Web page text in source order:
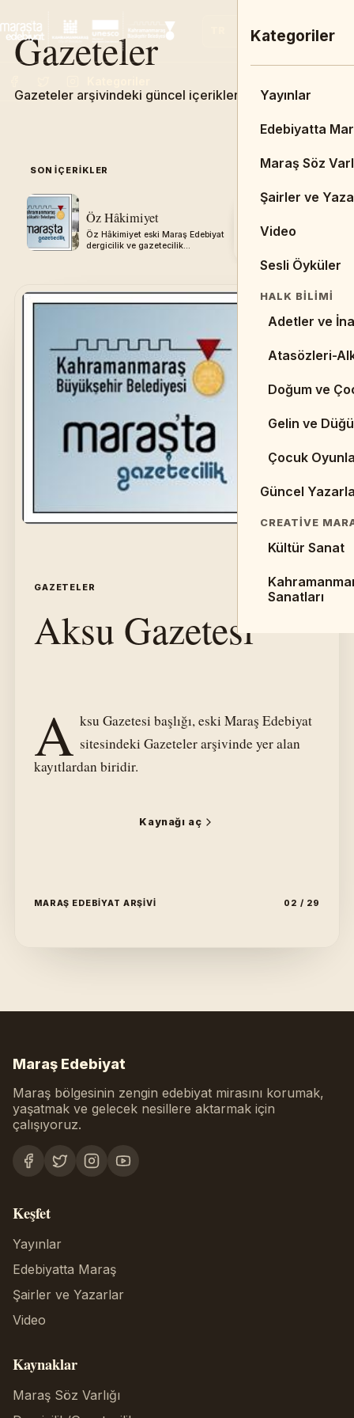
EN FR
Ana Menü
Admin
Ana Sayfa
DUYURULAR &
Kitaplar
Kaynaklar
Makaleler
EDEBIYAT
Cumhuriyet
Halk
Divan
Kategoriler
Yayınlar
Edebiyatta
Maraş Söz
Şairler ve
Video
Sesli Öyküler
HALK BILIMI
Adetler ve
Atasözleri-
Doğum ve
Gelin ve
Çocuk
Güncel
CREATIVE
Kültür Sanat
Sanatları
Gazeteler
Gazeteler arşivindeki güncel içerikleri keşfedin.
SON IÇERIKLER 05
Öz Hâkimiyet
Öz Hâkimiyet eski Maraş Edebiyat
dergicilik ve gazetecilik
SEÇILI
arşivinden
GAZETELER İÇERIK 02
Aksu Gazetesi
A ksu Gazetesi başlığı, eski Maraş Edebiyat
sitesindeki Gazeteler arşivinde yer alan
kayıtlardan biridir.
Kaynağı aç
MARAŞ EDEBIYAT ARŞIVI 02 / 29
Maraş Edebiyat
Maraş bölgesinin zengin edebiyat mirasını korumak,
yaşatmak ve gelecek nesillere aktarmak için
çalışıyoruz.
Keşfet
Yayınlar
Edebiyatta Maraş
Şairler ve Yazarlar
Video
Kaynaklar
Maraş Söz Varlığı